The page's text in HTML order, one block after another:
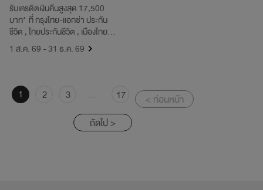
รับเครดิตเงินคืนสูงสุด 17,500
บาท* ที่ กรุงไทย-แอกซ่า ประกัน
ชีวิต , ไทยประกันชีวิต , เมืองไทย
ประกันชีวิต , วิริยะประกันภัย , เอฟ
ดับบลิวดี ประกันชีวิต , อลิอันซ์
1 ส.ค. 69 - 31 ธ.ค. 69
< ก่อนหน้า
1 2 3 ...
17
ถัดไป >